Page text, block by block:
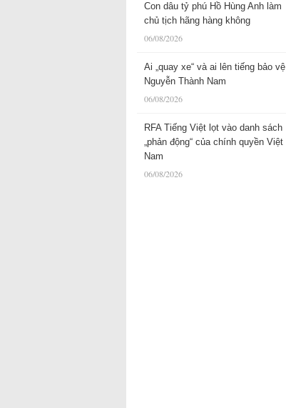
Con dâu tỷ phú Hồ Hùng Anh làm
chủ tịch hãng hàng không
06/08/2026
Ai „quay xe“ và ai lên tiếng bảo vệ
Nguyễn Thành Nam
06/08/2026
RFA Tiếng Việt lọt vào danh sách
„phản động“ của chính quyền Việt
Nam
06/08/2026